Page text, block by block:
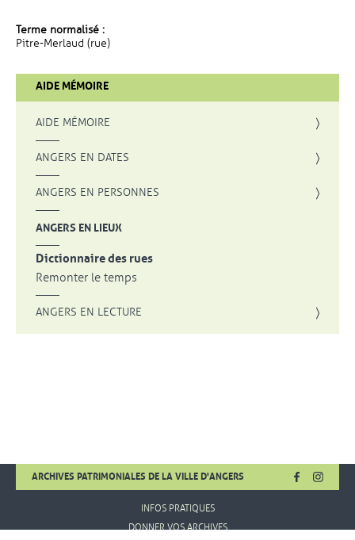
Terme normalisé :
Pitre-Merlaud (rue)
AIDE MÉMOIRE
AIDE MÉMOIRE
ANGERS EN DATES
ANGERS EN PERSONNES
ANGERS EN LIEUX
Dictionnaire des rues
Remonter le temps
ANGERS EN LECTURE
ARCHIVES PATRIMONIALES DE LA VILLE D'ANGERS FACEBOOK
, OUVRE
,
INFOS PRATIQUES
DONNER VOS ARCHIVES